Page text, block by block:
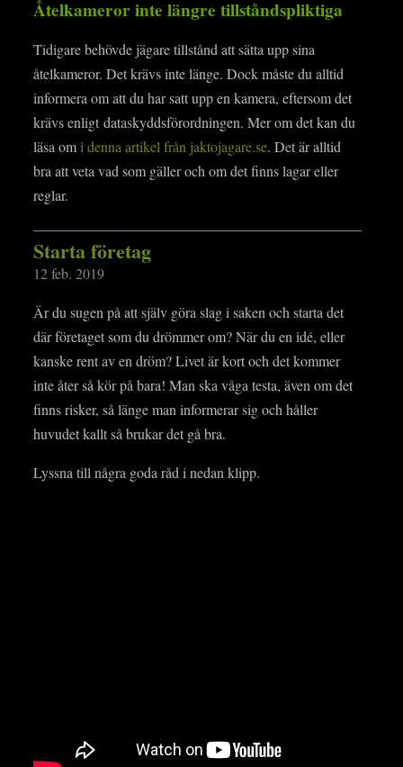
Åtelkameror inte längre tillståndspliktiga
Tidigare behövde jägare tillstånd att sätta upp sina
åtelkameror. Det krävs inte länge. Dock måste du alltid
informera om att du har satt upp en kamera, eftersom det
krävs enligt dataskyddsförordningen. Mer om det kan du
läsa om i denna artikel från jaktojagare.se. Det är alltid
bra att veta vad som gäller och om det finns lagar eller
reglar.
Starta företag
12 feb. 2019
Är du sugen på att själv göra slag i saken och starta det
där företaget som du drömmer om? När du en idé, eller
kanske rent av en dröm? Livet är kort och det kommer
inte åter så kör på bara! Man ska våga testa, även om det
finns risker, så länge man informerar sig och håller
huvudet kallt så brukar det gå bra.
Lyssna till några goda råd i nedan klipp.